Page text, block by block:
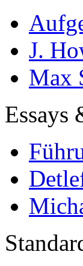
J.
Max
Essays